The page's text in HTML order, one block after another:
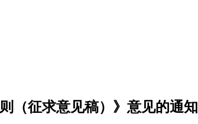
（征求意见稿）》意见的通知